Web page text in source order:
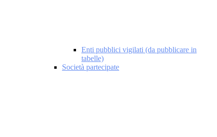
Enti pubblici vigilati (da pubblicare in
tabelle)
Società partecipate